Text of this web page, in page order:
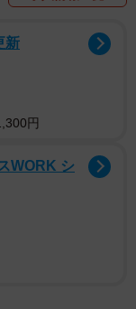
新
円
WORK シ